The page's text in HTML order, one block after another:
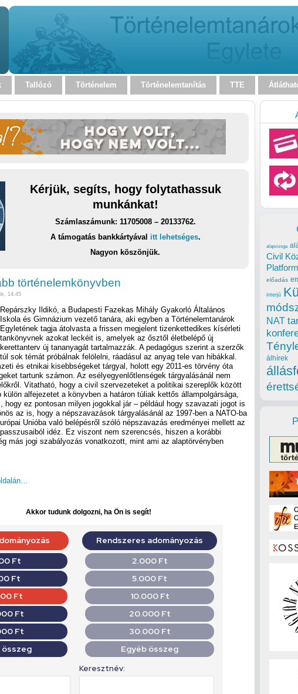
Tallózó Történelem Történelemtanítás TTE
Kérjük, segíts, hogy folytathassuk
munkánkat!
Számlaszámunk: 11705008 – 20133762.
A támogatás bankkártyával itt lehetséges.
Nagyon köszönjük.
történelemkönyvben
14:45
Repárszky Ildikó, a Budapesti Fazekas Mihály Gyakorló Általános
Iskola és Gimnázium vezető tanára, aki egyben a Történelemtanárok
Egyletének tagja átolvasta a frissen megjelent tizenkettedikes kísérleti
tankönyvnek azokat leckéit is, amelyek az ősztől életbelépő új
kerettanterv új tananyagát tartalmazzák. A pedagógus szerint a szerzők
túl sok témát próbálnak felölelni, ráadásul az anyag tele van hibákkal.
és etnikai kisebbségeket tárgyal, holott egy 2011-es törvény óta
tartunk számon. Az esélyegyenlőtlenségek tárgyalásánál nem
Vitatható, hogy a civil szervezeteket a politikai szereplők között
külön alfejezetet a könyvben a határon túliak kettős állampolgársága,
hogy ez pontosan milyen jogokkal jár – például hogy szavazati jogot is
az is, hogy a népszavazások tárgyalásánál az 1997-ben a NATO-ba
Unióba való belépésről szóló népszavazás eredményei mellett az
idéz. Ez viszont nem szerencsés, hiszen a korábbi
más jogi szabályozás vonatkozott, mint ami az alaptörvényben
Akkor tudunk dolgozni, ha Ön is segít!
alapvizsga
Civil
Platform
előadás
interjú
NAT
álhírek